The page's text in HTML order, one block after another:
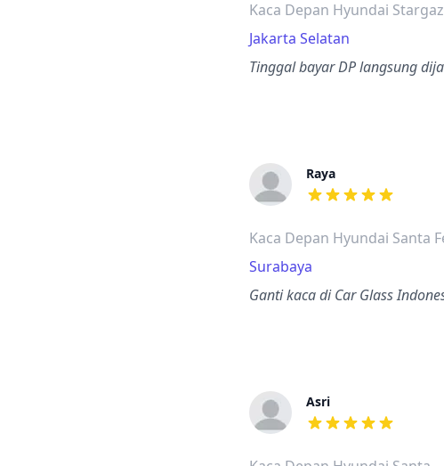
Kaca Depan Hyundai
Jakarta Selatan
Tinggal bayar DP langsung
Raya
dari ulasan adalah
Kaca Depan Hyundai Santa
Surabaya
Ganti kaca di Car Glass
Asri
dari ulasan adalah